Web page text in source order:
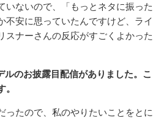
いないので、「もっとネタに振った
不安に思っていたんですけど、ライ
スナーさんの反応がすごくよかった
のお披露目配信がありました。こ
たので、私のやりたいことをとに